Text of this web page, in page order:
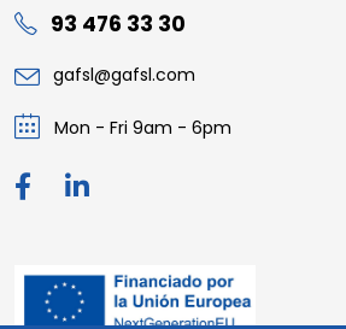
93 476 33 30
gafsl@gafsl.com
Mon - Fri 9am - 6pm